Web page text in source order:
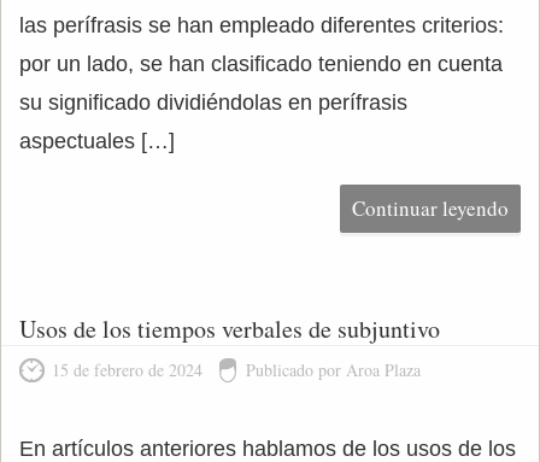
las perífrasis se han empleado diferentes criterios:
por un lado, se han clasificado teniendo en cuenta
su significado dividiéndolas en perífrasis
aspectuales […]
Continuar leyendo
Usos de los tiempos verbales de subjuntivo
15 de febrero de 2024 Publicado por Aroa Plaza
En artículos anteriores hablamos de los usos de los